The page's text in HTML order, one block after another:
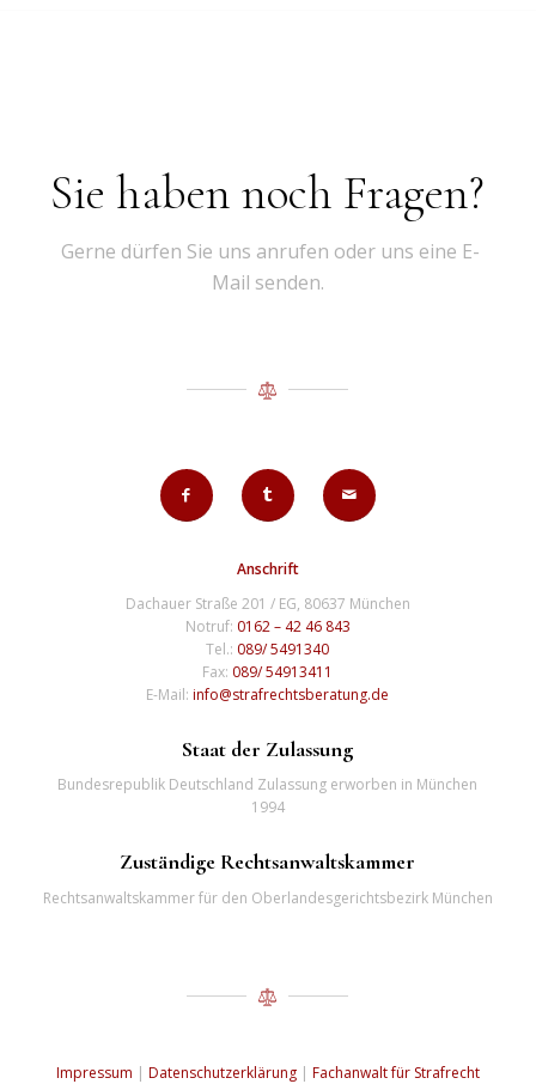
Sie haben noch Fragen?
Gerne dürfen Sie uns anrufen oder uns eine E-
Mail senden.
Anschrift
Dachauer Straße 201 / EG, 80637 München
Notruf: 0162 – 42 46 843
Tel.: 089/ 5491340
Fax: 089/ 54913411
E-Mail:info@strafrechtsberatung.de
Staat der Zulassung
Bundesrepublik Deutschland Zulassung erworben in München
1994
Zuständige Rechtsanwaltskammer
Rechtsanwaltskammer für den Oberlandesgerichtsbezirk München
Impressum | Datenschutzerklärung| Fachanwalt für Strafrecht